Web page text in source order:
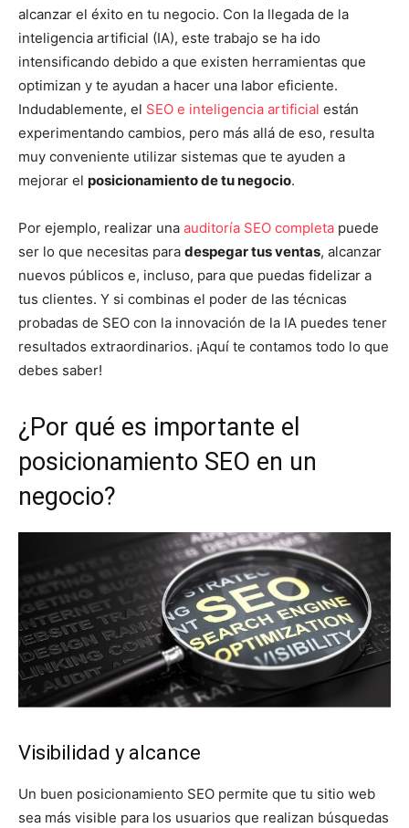
alcanzar el éxito en tu negocio. Con la llegada de la
inteligencia artificial (IA), este trabajo se ha ido
intensificando debido a que existen herramientas que
optimizan y te ayudan a hacer una labor eficiente.
Indudablemente, el SEO e inteligencia artificial están
experimentando cambios, pero más allá de eso, resulta
muy conveniente utilizar sistemas que te ayuden a
mejorar el posicionamiento de tu negocio.
Por ejemplo, realizar una auditoría SEO completa puede
ser lo que necesitas para despegar tus ventas, alcanzar
nuevos públicos e, incluso, para que puedas fidelizar a
tus clientes. Y si combinas el poder de las técnicas
probadas de SEO con la innovación de la IA puedes tener
resultados extraordinarios. ¡Aquí te contamos todo lo que
debes saber!
¿Por qué es importante el
posicionamiento SEO en un
negocio?
Visibilidad y alcance
Un buen posicionamiento SEO permite que tu sitio web
sea más visible para los usuarios que realizan búsquedas